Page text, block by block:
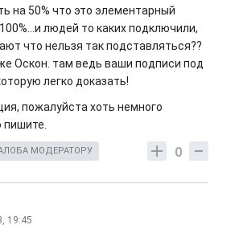
на 50% что это элементарный
людей то каких подключили,
что нельзя так подставляться??
Оскон. там ведь ваши подписи под
легко доказать!
пожалуйста хоть немного
пишите.
0
МОДЕРАТОРУ
19:45